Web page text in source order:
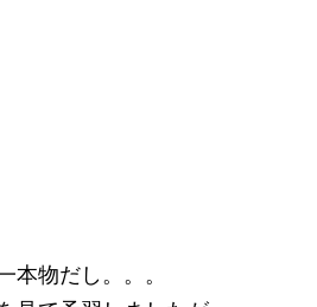
本物だし。。。